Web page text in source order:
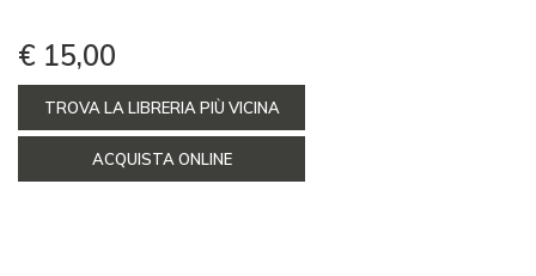
€ 15,00
TROVA LA LIBRERIA PIÙ VICINA
ACQUISTA ONLINE